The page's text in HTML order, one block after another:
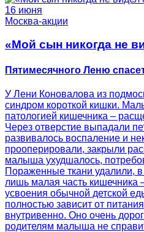
16 июня
Москва-акции
«Мой сын никогда не
Пятимесячного Леню
У Лени Коновалова из
синдром короткой кишки.
патологией кишечника –
Через отверстие выпадали
развивалось воспаление и
прооперировали, закрыли
малыша ухудшалось,
Пораженные ткани удалили, в
лишь малая часть кишечника
усвоения обычной детской
полностью зависит от
внутривенно. Оно очень
родителям малыша не